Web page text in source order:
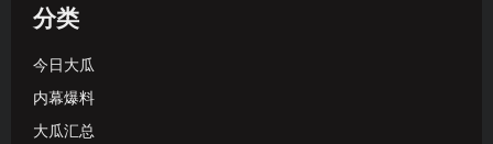
分类
今日大瓜
内幕爆料
大瓜汇总